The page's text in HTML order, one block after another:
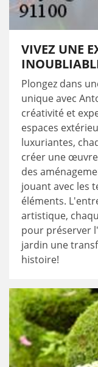
VIVEZ UNE
Plongez dans
unique avec
créativité et
espaces
luxuriantes,
créer une
des
jouant avec les
éléments.
artistique,
pour préserver
jardin une
histoire!